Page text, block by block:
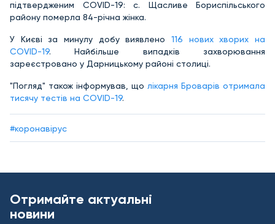
підтвердженим COVID-19: с. Щасливе Бориспільського
району померла 84-річна жінка.
У Києві за минулу добу виявлено 116 нових хворих на
COVID-19. Найбільше випадків захворювання
зареєстровано у Дарницькому районі столиці.
"Погляд" також інформував, що лікарня Броварів отримала
тисячу тестів на COVID-19.
#коронавірус
Отримайте актуальні
новини